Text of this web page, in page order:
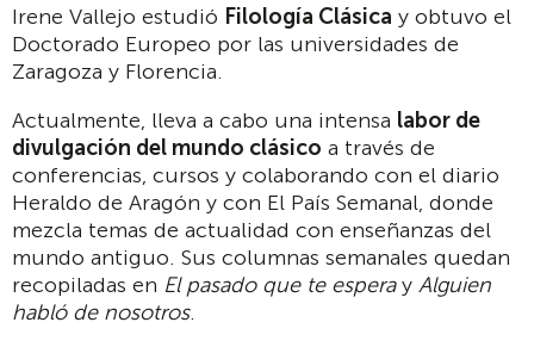
Irene Vallejo estudió Filología Clásica y obtuvo el
Doctorado Europeo por las universidades de
Zaragoza y Florencia.
Actualmente, lleva a cabo una intensa labor de
divulgación del mundo clásico a través de
conferencias, cursos y colaborando con el diario
Heraldo de Aragón y con El País Semanal, donde
mezcla temas de actualidad con enseñanzas del
mundo antiguo. Sus columnas semanales quedan
recopiladas en El pasado que te esperay Alguien
habló de nosotros.